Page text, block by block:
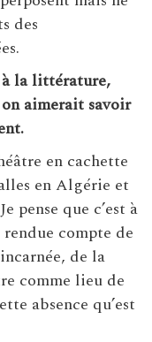
des
à la littérature,
aimerait savoir
en cachette
en Algérie et
pense que c’est à
compte de
de la
comme lieu de
absence qu’est